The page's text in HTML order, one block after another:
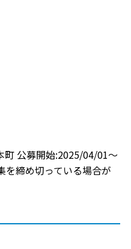
町 公募開始:2025/04/01～
締め切っている場合が